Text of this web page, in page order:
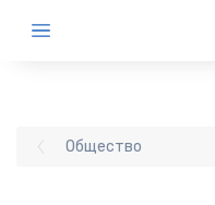
Общество